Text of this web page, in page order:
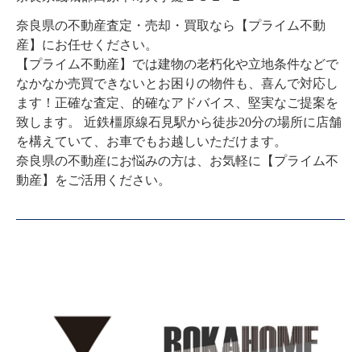
奈良県の不動産査定・売却・買取なら【プライム不動
産】にお任せください。
【プライム不動産】では建物の老朽化や立地条件などで
なかなか売買できないとお困りの物件も、喜んで対応し
ます！正確な査定、的確なアドバイス、堅実なご提案を
致します。 近鉄橿原線石見駅から徒歩20分の場所に店舗
を構えていて、お車でもお越しいただけます。
奈良県の不動産にお悩みの方は、お気軽に【プライム不
動産】をご活用ください。